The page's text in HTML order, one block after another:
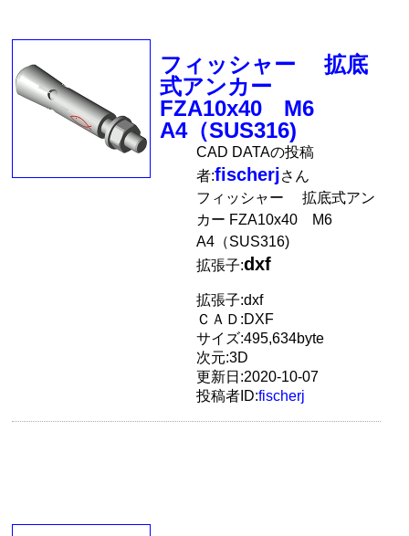
フィッシャー 拡底
式アンカー
FZA10x40 M6
A4（SUS316)
CAD DATAの投稿
者:fischerjさん
フィッシャー 拡底式アン
カー FZA10x40 M6
A4（SUS316)
拡張子:dxf
拡張子:dxf
ＣＡＤ:DXF
サイズ:495,634byte
次元:3D
更新日:2020-10-07
投稿者ID:fischerj